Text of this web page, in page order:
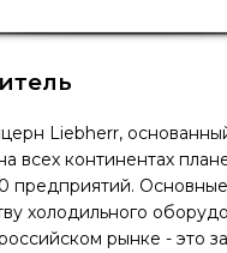
Liebherr,
всех континентах
предприятий.
холодильного
рынке - это